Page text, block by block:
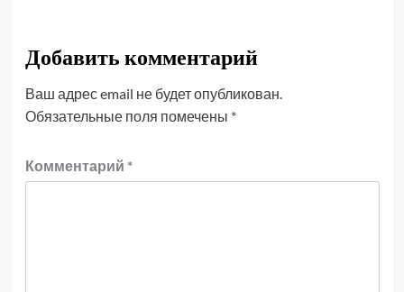
Добавить комментарий
Ваш адрес email не будет опубликован.
Обязательные поля помечены *
Комментарий *